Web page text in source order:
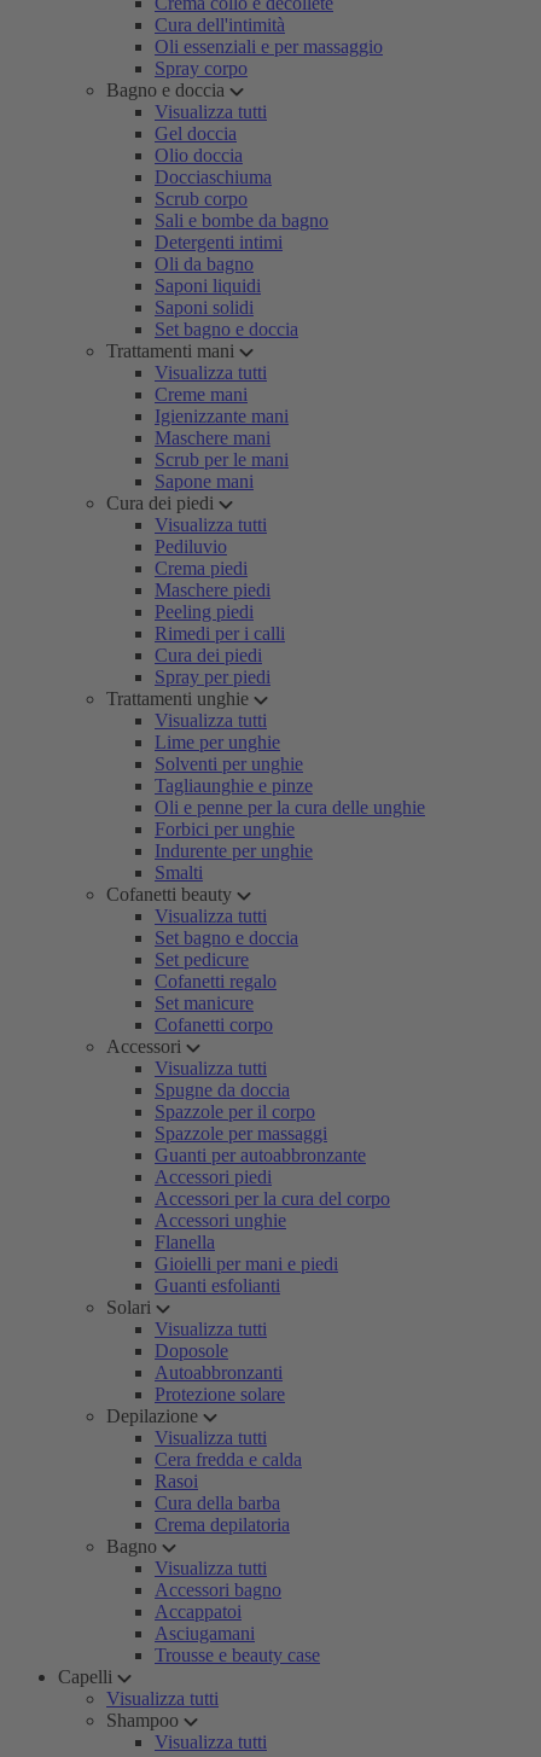
Cura dell'intimità
Oli essenziali e per massaggio
Spray corpo
Bagno e doccia
Visualizza tutti
Gel doccia
Olio doccia
Docciaschiuma
Scrub corpo
Sali e bombe da bagno
Detergenti intimi
Oli da bagno
Saponi liquidi
Saponi solidi
Set bagno e doccia
Trattamenti mani
Visualizza tutti
Creme mani
Igienizzante mani
Maschere mani
Scrub per le mani
Sapone mani
Cura dei piedi
Visualizza tutti
Pediluvio
Crema piedi
Maschere piedi
Peeling piedi
Rimedi per i calli
Cura dei piedi
Spray per piedi
Trattamenti unghie
Visualizza tutti
Lime per unghie
Solventi per unghie
Tagliaunghie e pinze
Oli e penne per la cura delle unghie
Forbici per unghie
Indurente per unghie
Smalti
Cofanetti beauty
Visualizza tutti
Set bagno e doccia
Set pedicure
Cofanetti regalo
Set manicure
Cofanetti corpo
Accessori
Visualizza tutti
Spugne da doccia
Spazzole per il corpo
Spazzole per massaggi
Guanti per autoabbronzante
Accessori piedi
Accessori per la cura del corpo
Accessori unghie
Flanella
Gioielli per mani e piedi
Guanti esfolianti
Solari
Visualizza tutti
Doposole
Autoabbronzanti
Protezione solare
Depilazione
Visualizza tutti
Cera fredda e calda
Rasoi
Cura della barba
Crema depilatoria
Bagno
Visualizza tutti
Accessori bagno
Accappatoi
Asciugamani
Trousse e beauty case
Capelli
Visualizza tutti
Shampoo
Visualizza tutti